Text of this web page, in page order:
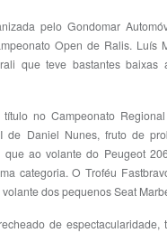
pelo Gondomar
Open de Ralis. Luís
que teve bastantes
no Campeonato
Daniel Nunes, fruto de
ao volante do Peugeot
categoria. O Troféu
dos pequenos Seat
de espectacularidade,